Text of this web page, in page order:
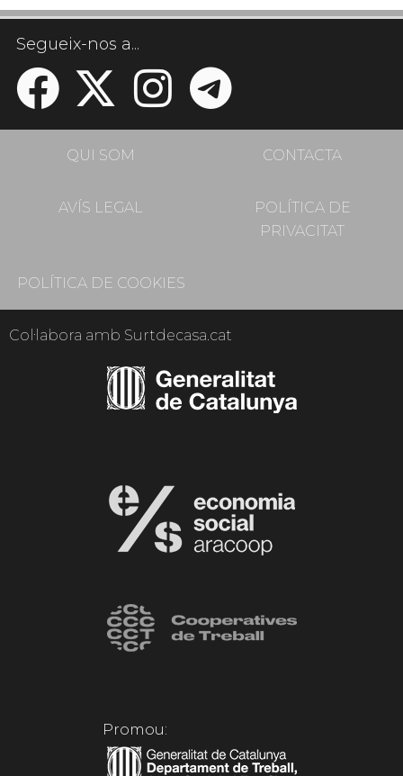
Segueix-nos a...
QUI SOM CONTACTA
AVÍS LEGAL
POLÍTICA DE
PRIVACITAT
POLÍTICA DE COOKIES
Col·labora amb Surtdecasa.cat
Promou: